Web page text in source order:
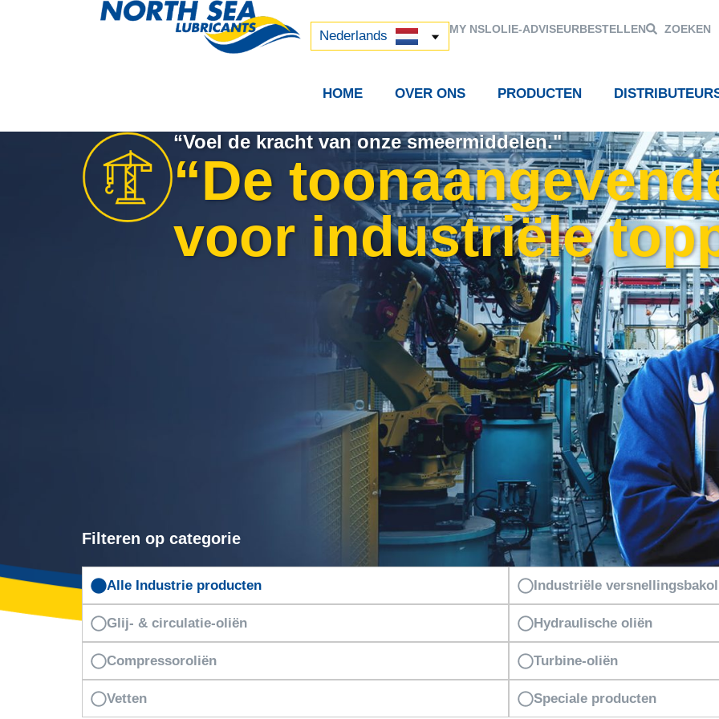
Nederlands
中文 (中国) MY NSLOLIE-ADVISEURBESTELLEN ZOEKEN
HOME OVER ONS PRODUCTEN
“Voel de kracht van onze smeermiddelen."
“De
voor industriële
Filteren op categorie
Alle Industrie producten Industriële
Glij- & circulatie-oliën Hydraulische oliën
Compressoroliën Turbine-oliën
Vetten Speciale producten